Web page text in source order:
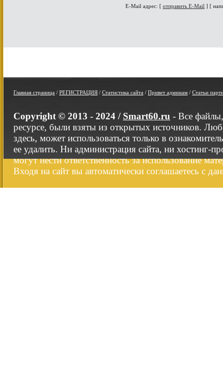
E-Mail адрес: [ отправить E-Mail ] [
Главная страница / РЕГИСТРАЦИЯ / Статистика сайта / Привет админам / Статьи
Copyright © 2013 - 2024 / Smart60.ru - Все
ресурсе, были взяты из открытых источников.
здесь, может использоваться только в
ее удалить. Ни администрация сайта, ни хостинг-
могут нести ответственность за использование
Входя на сайт вы автоматически соглашаетесь с